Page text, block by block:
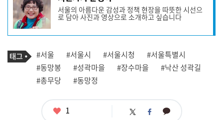
사
작
성
자
프
필
서울의 아름다운 감성과 정책 현장을 따뜻한 시선으
로 담아 사진과 영상으로 소개하고 싶습니다
기
사
관
련
태
태
그
#서울 #서울시 #서울시청
#서울특별시
#동망봉
#성곽마을 #장수마을
#낙산 성곽길
#총무당
#동망정
좋
1 트 페 카